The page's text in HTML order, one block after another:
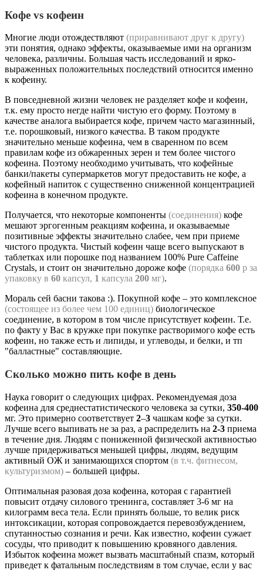
Кофе vs кофеин
Многие люди отождествляют (приравнивают друг к другу)
эти понятия, однако эффекты, оказываемые ими на организм
человека, различны. Большая часть исследований и ярко-
выраженных положительных последствий относится именно
к кофеину.
В повседневной жизни человек не разделяет кофе и кофеин,
т.к. ему просто негде найти чистую его форму. Поэтому в
качестве аналога выбирается кофе, причем часто магазинный,
т.е. порошковый, низкого качества. В таком продукте
значительно меньше кофеина, чем в сваренном по всем
правилам кофе из обжаренных зерен и тем более чистого
кофеина. Поэтому необходимо учитывать, что кофейные
банки/пакеты супермаркетов могут предоставить не кофе, а
кофейный напиток с существенно сниженной концентрацией
кофеина в конечном продукте.
Получается, что некоторые компоненты (соединения) кофе
мешают эргогенным реакциям кофеина, и оказываемые
позитивные эффекты значительно слабее, чем при приеме
чистого продукта. Чистый кофеин чаще всего выпускают в
таблетках или порошке под названием 100% Pure Caffeine
Crystals, и стоит он значительно дороже кофе (порядка 600 р за
упаковку в 60 капсул, 1 капсула 200 мг).
Мораль сей басни такова :). Покупной кофе – это комплексное
(состоящее из более чем 100 единиц) биологическое
соединение, в котором в том числе присутствует кофеин. Т.е.
по факту у Вас в кружке при покупке растворимого кофе есть
кофеин, но также есть и липиды, и углеводы, и белки, и тп
"балластные" составляющие.
Сколько можно пить кофе в день
Наука говорит о следующих цифрах. Рекомендуемая доза
кофеина для среднестатистического человека за сутки, 350-400
мг. Это примерно соответствует 2–3 чашкам кофе за сутки.
Лучше всего выпивать не за раз, а распределить на 2-3 приема
в течение дня. Людям с пониженной физической активностью
лучше придерживаться меньшей цифры, людям, ведущим
активный ОЖ и занимающихся спортом (в т.ч. фитнесом,
культуризмом) – большей цифры.
Оптимальная разовая доза кофеина, которая с гарантией
повысит отдачу силового тренинга, составляет 3-6 мг на
килограмм веса тела. Если принять больше, то велик риск
интоксикации, которая сопровождается перевозбуждением,
спутанностью сознания и речи. Как известно, кофеин сужает
сосуды, что приводит к повышению кровяного давления.
Избыток кофеина может вызвать масштабный спазм, который
приведет к фатальным последствиям в том случае, если у вас